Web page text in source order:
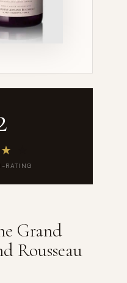
★
RATING
Grand
Rousseau